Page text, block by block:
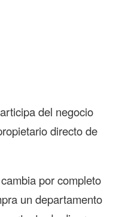
del negocio
directo de
por completo
un departamento